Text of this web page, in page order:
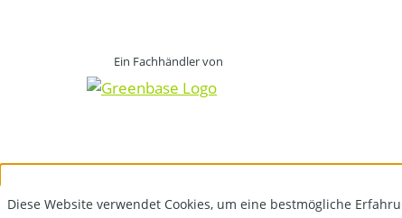
Ein Fachhändler von
Diese Website verwendet Cookies, um eine bestmögliche